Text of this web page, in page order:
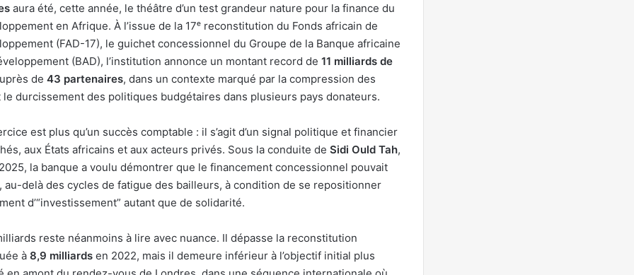
aura été, cette année, le théâtre d’un test grandeur nature pour la finance du
en Afrique. À l’issue de la 17ᵉ reconstitution du Fonds africain de
(FAD-17), le guichet concessionnel du Groupe de la Banque africaine
(BAD), l’institution annonce un montant record de 11 milliards de
de 43 partenaires, dans un contexte marqué par la compression des
le durcissement des politiques budgétaires dans plusieurs pays donateurs.
est plus qu’un succès comptable : il s’agit d’un signal politique et financier
aux États africains et aux acteurs privés. Sous la conduite de Sidi Ould Tah,
la banque a voulu démontrer que le financement concessionnel pouvait
au-delà des cycles de fatigue des bailleurs, à condition de se repositionner
d’“investissement” autant que de solidarité.
reste néanmoins à lire avec nuance. Il dépasse la reconstitution
à 8,9 milliards en 2022, mais il demeure inférieur à l’objectif initial plus